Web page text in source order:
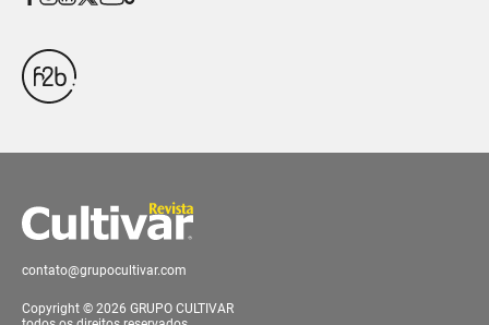
contato@grupocultivar.com
Copyright © 2026 GRUPO CULTIVAR